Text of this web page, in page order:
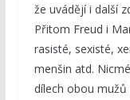
že uvádějí i další
Přitom Freud i
rasisté, sexisté,
menšin atd.
dílech obou